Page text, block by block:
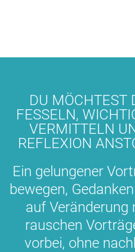
DU MÖCHTEST
FESSELN,
VERMITTELN
REFLEXION
Ein gelungener
bewegen,
auf Veränderung
rauschen
vorbei, ohne